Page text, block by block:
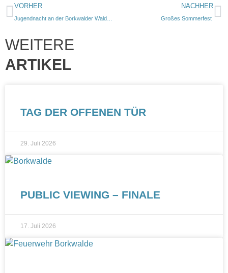
VORHER NACHHER
Großes Sommerfest
WEITERE
ARTIKEL
TAG DER OFFENEN TÜR
29. Juli 2026
PUBLIC VIEWING – FINALE
17. Juli 2026